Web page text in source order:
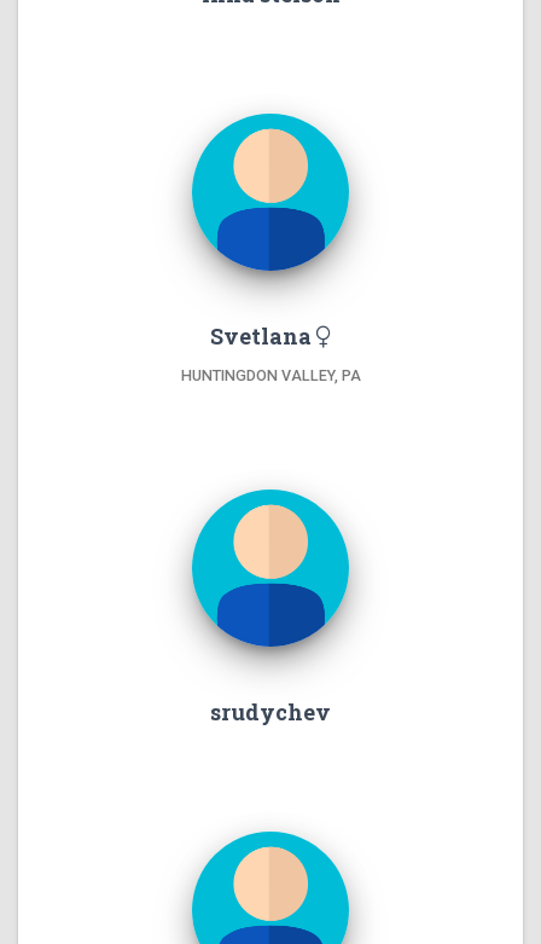
Svetlana
HUNTINGDON VALLEY, PA
srudychev